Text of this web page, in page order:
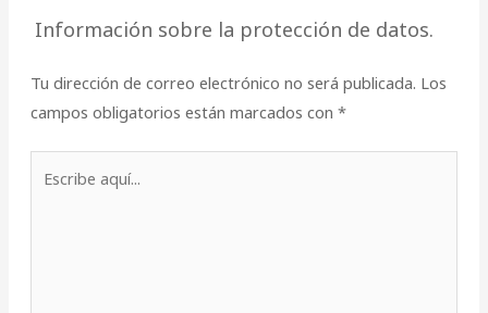
Información sobre la protección de datos.
Tu dirección de correo electrónico no será publicada. Los
campos obligatorios están marcados con *